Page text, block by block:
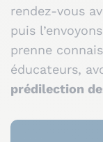
rendez-vous
puis
prenne
éducateurs,
prédilection